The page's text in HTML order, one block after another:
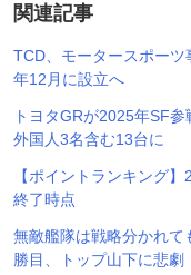
関連記事
TCD、モータースポー
年12月に設立へ
トヨタGRが2025年SF
外国人3名含む13台に
【ポイントランキング
終了時点
無敵艦隊は戦略分かれ
勝目、トップ山下に悲劇